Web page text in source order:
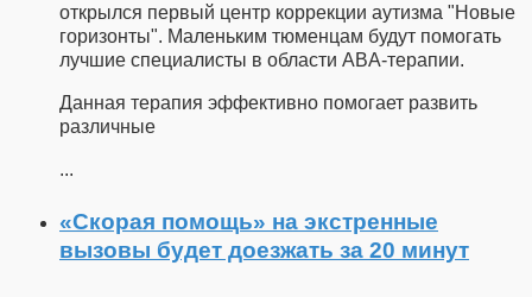
открылся первый центр коррекции аутизма "Новые
горизонты". Маленьким тюменцам будут помогать
лучшие специалисты в области ABA-терапии.
Данная терапия эффективно помогает развить
различные
...
«Скорая помощь» на экстренные
вызовы будет доезжать за 20 минут